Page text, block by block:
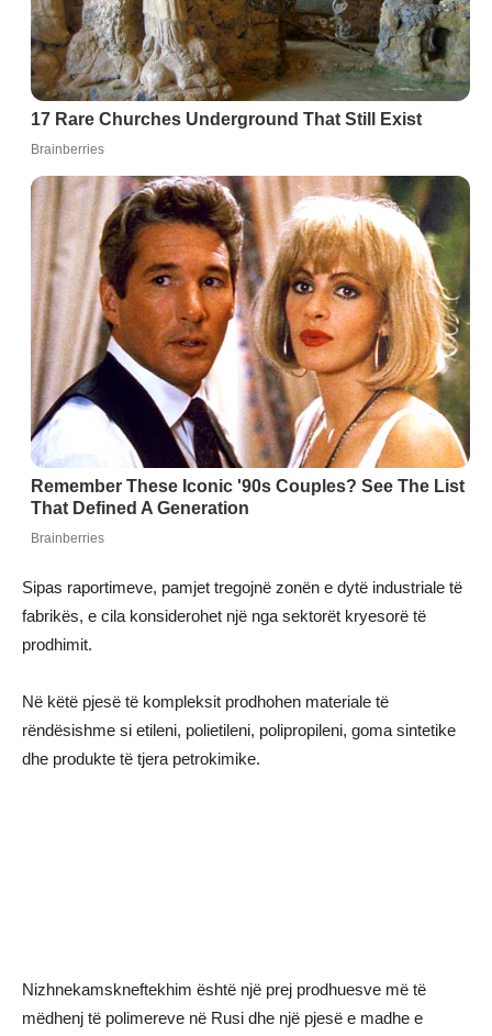
Sipas raportimeve, pamjet tregojnë zonën e dytë industriale të
fabrikës, e cila konsiderohet një nga sektorët kryesorë të
prodhimit.
Në këtë pjesë të kompleksit prodhohen materiale të
rëndësishme si etileni, polietileni, polipropileni, goma sintetike
dhe produkte të tjera petrokimike.
Nizhnekamskneftekhim është një prej prodhuesve më të
mëdhenj të polimereve në Rusi dhe një pjesë e madhe e